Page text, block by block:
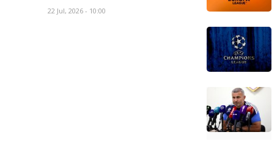
22 Jul, 2026 - 10:00